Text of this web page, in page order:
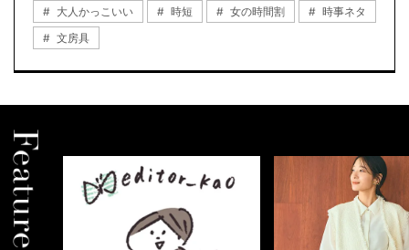
大人かっこいい
時短 女の時間割
時事ネタ
文房具